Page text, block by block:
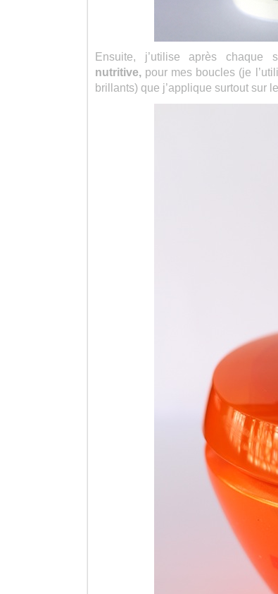
Ensuite, j’utilise après chaque
nutritive, pour mes boucles (je
brillants) que j’applique surtout sur